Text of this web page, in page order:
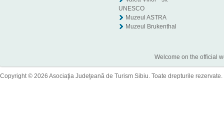
UNESCO
Muzeul ASTRA
Muzeul Brukenthal
Welcome on the official
Copyright © 2026 Asociaţia Judeţeană de Turism Sibiu. Toate drepturile rezervate.